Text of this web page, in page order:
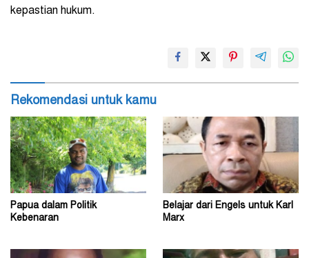
kepastian hukum.
Rekomendasi untuk kamu
Papua dalam Politik
Kebenaran
Belajar dari Engels untuk Karl
Marx